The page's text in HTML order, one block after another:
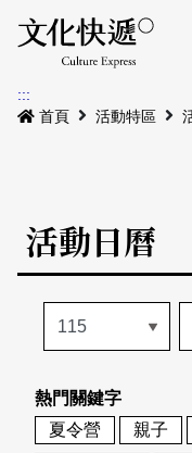
最新公告
本期專題
歷史專題
活動特區
活動列表
地圖搜尋
關於我們
關於我們
會員基本資料
網站導覽
:::
首頁
活動特區
活動日曆
熱門關鍵字
夏令營
親子